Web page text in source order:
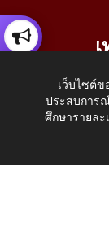
โทรศัพท์:
E-
เว็บไซต์
ประสบการ
ศึกษารายละ